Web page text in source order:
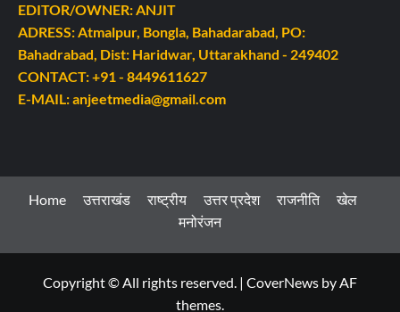
EDITOR/OWNER: ANJIT
ADRESS: Atmalpur, Bongla, Bahadarabad, PO:
Bahadrabad, Dist: Haridwar, Uttarakhand - 249402
CONTACT: +91 - 8449611627
E-MAIL: anjeetmedia@gmail.com
Home उत्तराखंड राष्ट्रीय उत्तर प्रदेश राजनीति
खेल
मनोरंजन
Copyright © All rights reserved. | CoverNews by AF
themes.